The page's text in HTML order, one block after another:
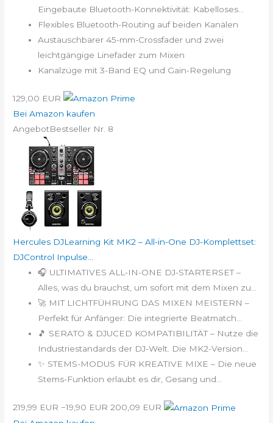
Eingebaute Bluetooth-Konnektivität: Kabelloses...
Flexibles Bluetooth-Routing auf beiden Kanälen
Austauschbarer 45-mm-Crossfader und zwei
leichtgängige Linefader zum Mixen
Kanalzüge mit 3-Band EQ und Gain-Regelung
129,00 EUR
Bei Amazon kaufen
AngebotBestseller Nr. 8
Hercules DJLearning Kit MK2 – All-in-One DJ-Komplettset:
DJControl Inpulse...
🎧 ULTIMATIVES ALL-IN-ONE DJ-STARTERSET –
Alles, was du brauchst, um sofort mit dem Mixen zu...
🚀 MIT LICHTFÜHRUNG DAS MIXEN MEISTERN –
Perfekt für Anfänger: Die integrierte Beatmatch...
🎵 SERATO & DJUCED KOMPATIBILITÄT – Nutze die
Industriestandards der DJ-Welt. Die MK2-Version...
✨ STEMS-MODUS FÜR KREATIVE MIXE – Die neue
Stems-Funktion erlaubt es dir, Gesang und...
219,99 EUR −19,90 EUR 200,09 EUR